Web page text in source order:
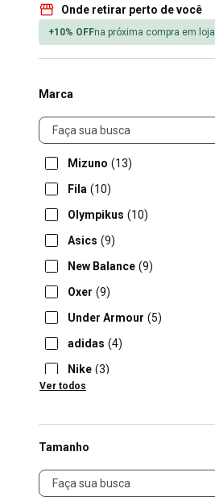
Onde retirar perto de você
+10% OFFna próxima compra em loja
Marca
Marca
Mizuno (13)
Fila (10)
Olympikus (10)
Asics (9)
New Balance (9)
Oxer (9)
Under Armour (5)
adidas (4)
Nike (3)
Poker
Ver todos
Tamanho
Tamanho